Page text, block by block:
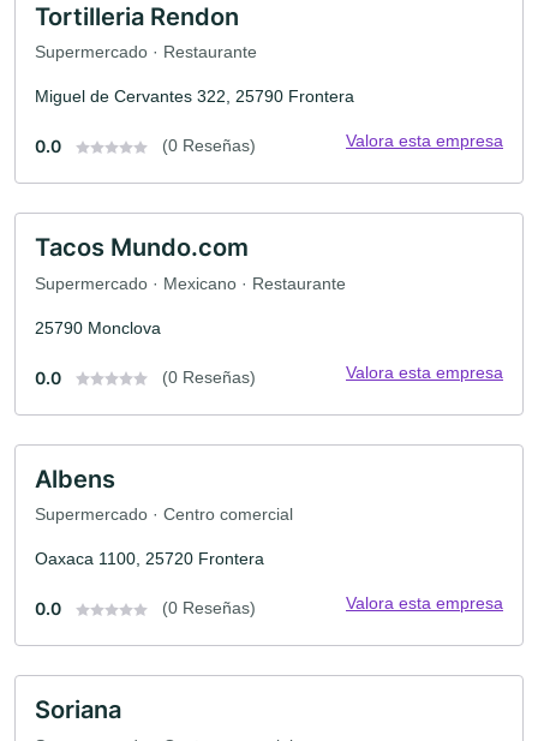
Tortilleria Rendon
Supermercado · Restaurante
Miguel de Cervantes 322, 25790 Frontera
0.0 (0 Reseñas) Valora esta empresa
Tacos Mundo.com
Supermercado · Mexicano · Restaurante
25790 Monclova
0.0 (0 Reseñas) Valora esta empresa
Albens
Supermercado · Centro comercial
Oaxaca 1100, 25720 Frontera
0.0 (0 Reseñas) Valora esta empresa
Soriana